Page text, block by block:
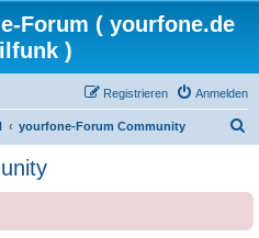
Forum ( yourfone.de
)
Anmelden
Registrieren
yourfone-Forum Community
e